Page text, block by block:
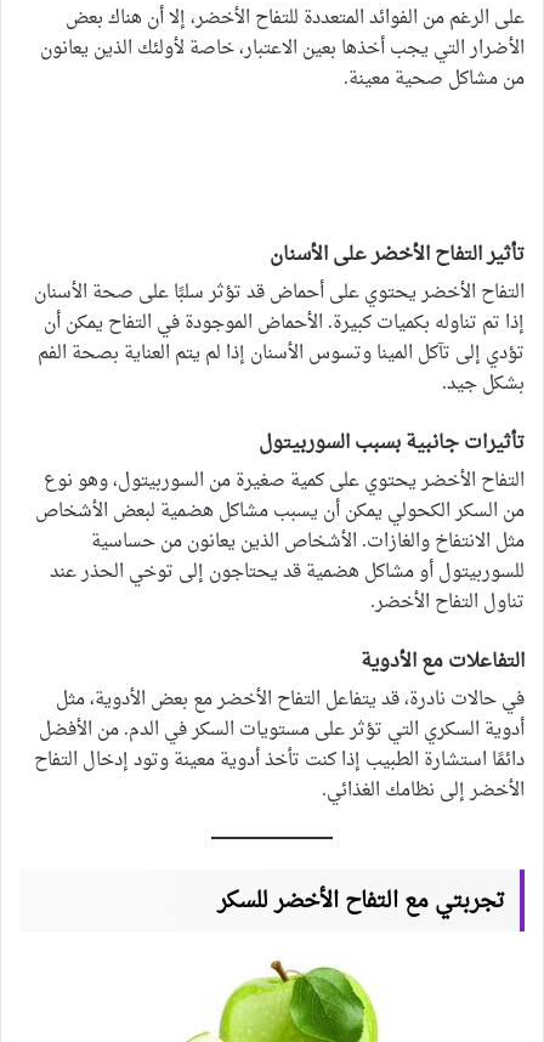
على الرغم من الفوائد المتعددة للتفاح الأخضر، إلا أن هناك بعض
الأضرار التي يجب أخذها بعين الاعتبار، خاصة لأولئك الذين يعانون
من مشاكل صحية معينة.
تأثير التفاح الأخضر على الأسنان
التفاح الأخضر يحتوي على أحماض قد تؤثر سلبًا على صحة الأسنان
إذا تم تناوله بكميات كبيرة. الأحماض الموجودة في التفاح يمكن أن
تؤدي إلى تآكل المينا وتسوس الأسنان إذا لم يتم العناية بصحة الفم
بشكل جيد.
تأثيرات جانبية بسبب السوربيتول
التفاح الأخضر يحتوي على كمية صغيرة من السوربيتول، وهو نوع
من السكر الكحولي يمكن أن يسبب مشاكل هضمية لبعض الأشخاص
مثل الانتفاخ والغازات. الأشخاص الذين يعانون من حساسية
للسوربيتول أو مشاكل هضمية قد يحتاجون إلى توخي الحذر عند
تناول التفاح الأخضر.
التفاعلات مع الأدوية
في حالات نادرة، قد يتفاعل التفاح الأخضر مع بعض الأدوية، مثل
أدوية السكري التي تؤثر على مستويات السكر في الدم. من الأفضل
دائمًا استشارة الطبيب إذا كنت تأخذ أدوية معينة وتود إدخال التفاح
الأخضر إلى نظامك الغذائي.
تجربتي مع التفاح الأخضر للسكر